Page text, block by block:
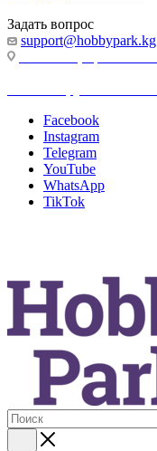
Задать вопрос
support@hobbypark.kg
Facebook
Instagram
Telegram
YouTube
WhatsApp
TikTok